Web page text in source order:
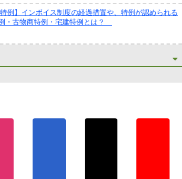
例】インボイス制度の経過措置や、特例が認められる
・古物商特例・宅建特例とは？